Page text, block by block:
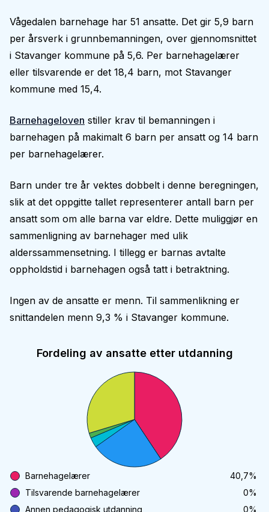
Vågedalen barnehage har 51 ansatte. Det gir 5,9 barn
per årsverk i grunnbemanningen, over gjennomsnittet
i Stavanger kommune på 5,6. Per barnehagelærer
eller tilsvarende er det 18,4 barn, mot Stavanger
kommune med 15,4.
Barnehageloven stiller krav til bemanningen i
barnehagen på makimalt 6 barn per ansatt og 14 barn
per barnehagelærer.
Barn under tre år vektes dobbelt i denne beregningen,
slik at det oppgitte tallet representerer antall barn per
ansatt som om alle barna var eldre. Dette muliggjør en
sammenligning av barnehager med ulik
alderssammensetning. I tillegg er barnas avtalte
oppholdstid i barnehagen også tatt i betraktning.
Ingen av de ansatte er menn. Til sammenlikning er
snittandelen menn 9,3 % i Stavanger kommune.
Fordeling av ansatte etter utdanning
Barnehagelærer 40,7%
Tilsvarende barnehagelærer
0%
Annen pedagogisk utdanning
0%